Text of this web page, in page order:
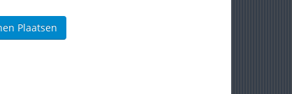
Plaatsen